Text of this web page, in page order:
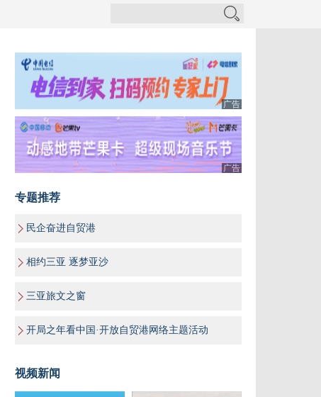
广告
广告
专题推荐
民企奋进自贸港
相约三亚 逐梦亚沙
三亚旅文之窗
开局之年看中国·开放自贸港网络主题活动
视频新闻